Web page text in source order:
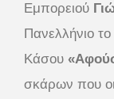
Εμπορειού
Πανελλήνιο
Κάσου
σκάρων που οι